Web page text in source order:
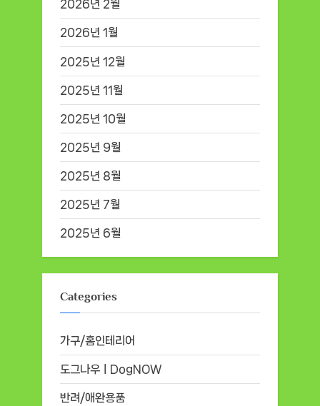
2026년 2월
2026년 1월
2025년 12월
2025년 11월
2025년 10월
2025년 9월
2025년 8월
2025년 7월
2025년 6월
Categories
가구/홈인테리어
도그나우ㅣDogNOW
반려/애완용품